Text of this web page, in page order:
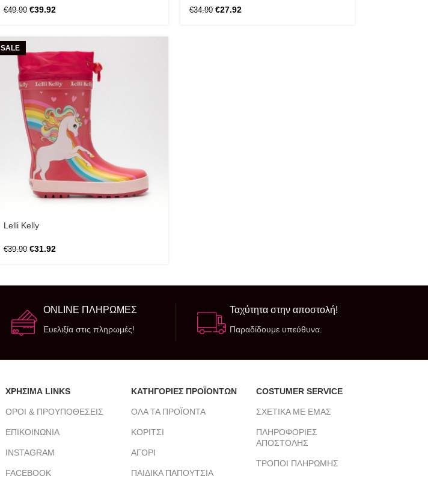
€49.90 €39.92 €34.90 €27.92
SALE
Lelli Kelly
€39.90 €31.92
ONLINE ΠΛΗΡΩΜΕΣ
Ευελιξία στις πληρωμές!
Ταχύτητα στην αποστολή!
Παραδίδουμε υπεύθυνα.
ΧΡΗΣΙΜΑ LINKS
ΟΡΟΙ & ΠΡΟΥΠΟΘΕΣΕΙΣ
ΕΠΙΚΟΙΝΩΝΙΑ
INSTAGRAM
FACEBOOK
ΚΑΤΗΓΟΡΙΕΣ ΠΡΟΪΟΝΤΩΝ
ΟΛΑ ΤΑ ΠΡΟΪΟΝΤΑ
ΚΟΡΙΤΣΙ
ΑΓΟΡΙ
ΠΑΙΔΙΚΑ ΠΑΠΟΥΤΣΙΑ
COSTUMER SERVICE
ΣΧΕΤΙΚΑ ΜΕ ΕΜΑΣ
ΠΛΗΡΟΦΟΡΙΕΣ
ΑΠΟΣΤΟΛΗΣ
ΤΡΟΠΟΙ ΠΛΗΡΩΜΗΣ